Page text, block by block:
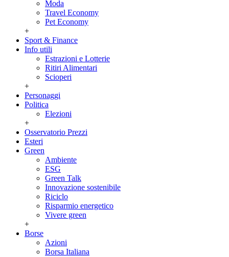
Moda
Travel Economy
Pet Economy
+
Sport & Finance
Info utili
Estrazioni e Lotterie
Ritiri Alimentari
Scioperi
+
Personaggi
Politica
Elezioni
+
Osservatorio Prezzi
Esteri
Green
Ambiente
ESG
Green Talk
Innovazione sostenibile
Riciclo
Risparmio energetico
Vivere green
+
Borse
Azioni
Borsa Italiana